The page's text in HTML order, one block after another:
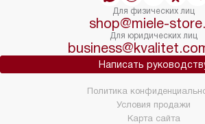
Для физических лиц
shop@miele-
Для юридических лиц
Написать
Политика
Условия продажи
Карта сайта